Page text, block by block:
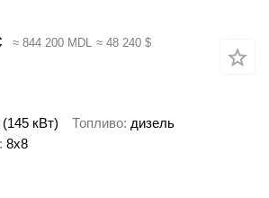
≈ 844 200 MDL ≈ 48 240 $
кВт) Топливо дизель
8x8